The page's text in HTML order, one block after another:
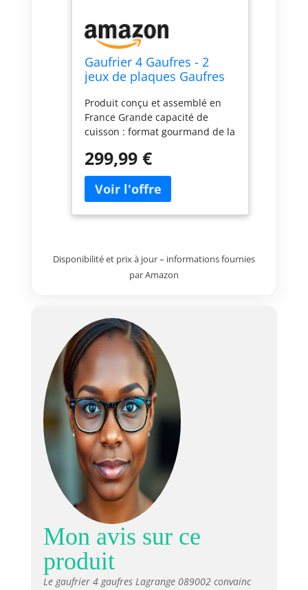
Gaufrier 4 Gaufres - 2
jeux de plaques Gaufres
Produit conçu et assemblé en
France Grande capacité de
cuisson : format gourmand de la
gaufres à la fois pour plus de
générosité et de rapidité.
Modulable : plaques amovibles
pour plus de gourmandise et
pour un entretien facilité Simple
gaufres dorées et croustillantes
à l’extérieur et moelleuses à
sur socle pour une bonne
répartition de la pâte.
299,99 €
Disponibilité et prix à jour – informations fournies
par Amazon
Mon avis sur ce
produit
Le gaufrier 4 gaufres Lagrange 089002 convainc